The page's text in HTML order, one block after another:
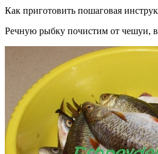
Как приготовить пошаговая
Речную рыбку почистим от чешуи,